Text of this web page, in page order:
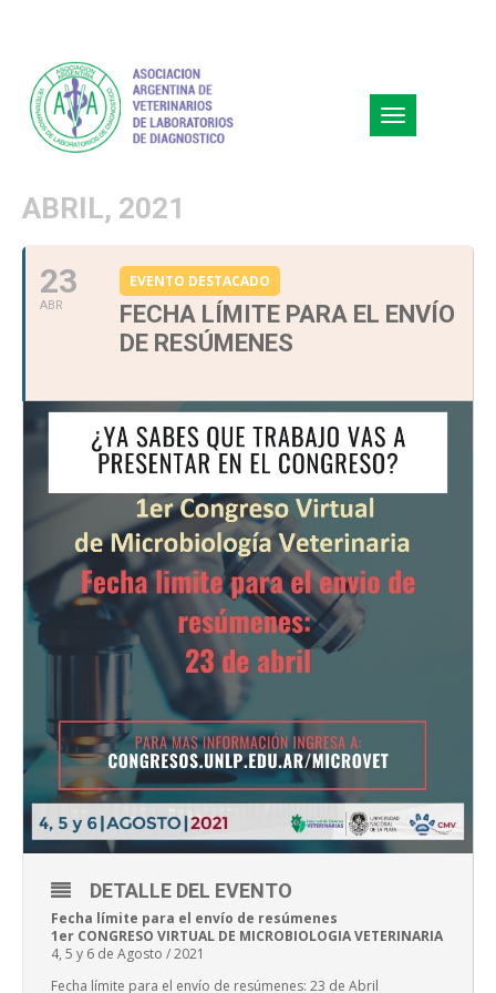
Toggle
ABRIL, 2021
23
ABR
EVENTO DESTACADO
FECHA LÍMITE PARA EL ENVÍO
DE RESÚMENES
DETALLE DEL EVENTO
Fecha límite para el envío de resúmenes
1er CONGRESO VIRTUAL DE MICROBIOLOGIA VETERINARIA
4, 5 y 6 de Agosto / 2021
Fecha límite para el envío de resúmenes: 23 de Abril